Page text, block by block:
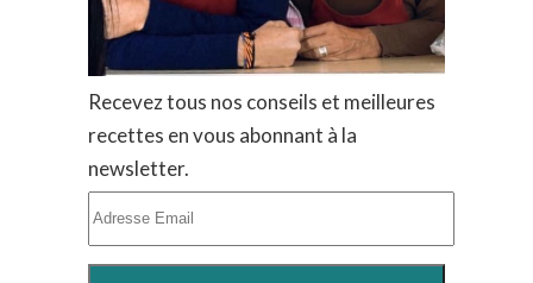
Recevez tous nos conseils et meilleures
recettes en vous abonnant à la
newsletter.